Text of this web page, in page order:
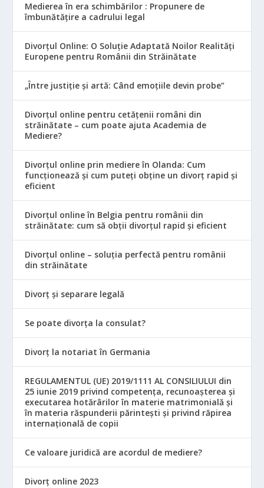
Medierea în era schimbărilor : Propunere de
îmbunătățire a cadrului legal
Divorțul Online: O Soluție Adaptată Noilor Realități
Europene pentru Românii din Străinătate
„Între justiție și artă: Când emoțiile devin probe”
Divorțul online pentru cetățenii români din
străinătate – cum poate ajuta Academia de
Mediere?
Divorțul online prin mediere în Olanda: Cum
funcționează și cum puteți obține un divorț rapid și
eficient
Divorțul online în Belgia pentru românii din
străinătate: cum să obții divorțul rapid și eficient
Divorțul online – soluția perfectă pentru românii
din străinătate
Divorț și separare legală
Se poate divorța la consulat?
Divorț la notariat în Germania
REGULAMENTUL (UE) 2019/1111 AL CONSILIULUI din
25 iunie 2019 privind competența, recunoașterea și
executarea hotărârilor în materie matrimonială și
în materia răspunderii părintești și privind răpirea
internațională de copii
Ce valoare juridică are acordul de mediere?
Divorț online 2023